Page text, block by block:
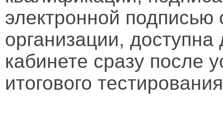
электронной подписью
организации,
кабинете сразу после
итогового